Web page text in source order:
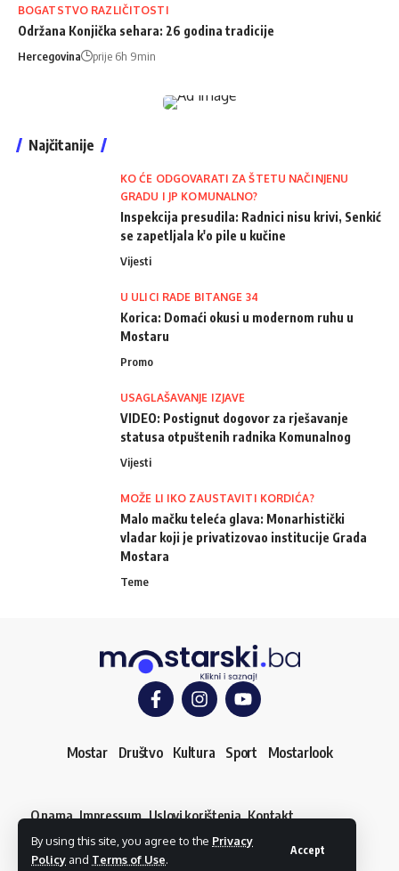
By using this site, you agree to the Privacy
Policy and Terms of Use.
Accept
BOGATSTVO RAZLIČITOSTI
Održana Konjička sehara: 26 godina tradicije
Hercegovina prije 6h 9min
Najčitanije
KO ĆE ODGOVARATI ZA ŠTETU NAČINJENU
GRADU I JP KOMUNALNO?
Inspekcija presudila: Radnici nisu krivi, Senkić
se zapetljala k'o pile u kučine
Vijesti
U ULICI RADE BITANGE 34
Korica: Domaći okusi u modernom ruhu u
Mostaru
Promo
USAGLAŠAVANJE IZJAVE
VIDEO: Postignut dogovor za rješavanje
statusa otpuštenih radnika Komunalnog
Vijesti
MOŽE LI IKO ZAUSTAVITI KORDIĆA?
Malo mačku teleća glava: Monarhistički
vladar koji je privatizovao institucije Grada
Mostara
Teme
Mostar Društvo Kultura Sport Mostarlook
O nama Impressum Uslovi korištenja Kontakt
Dojavi vijest
© mostarski.ba. Sva prava pridržana